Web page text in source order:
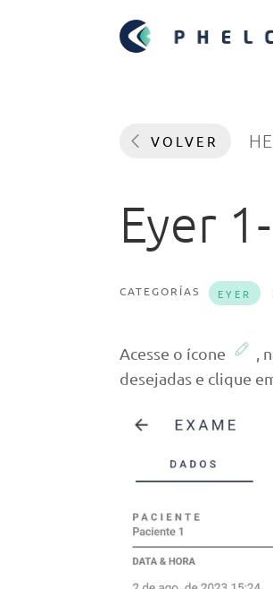
VOLVER
Eyer
CATEGORÍAS EYER
Acesse o ícone
,
desejadas e clique